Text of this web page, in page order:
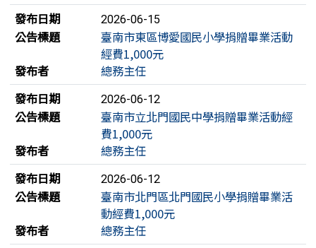
發布日期
2026-06-15
公告標題
臺南市東區博愛國民小學捐贈畢業活動
經費1,000元
發布者
總務主任
發布日期
2026-06-12
公告標題
臺南市立北門國民中學捐贈畢業活動經
費1,000元
發布者
總務主任
發布日期
2026-06-12
公告標題
臺南市北門區北門國民小學捐贈畢業活
動經費1,000元
發布者
總務主任